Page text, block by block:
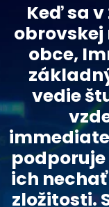
Keď sa
obce,
vedie
ich
zložitosti.